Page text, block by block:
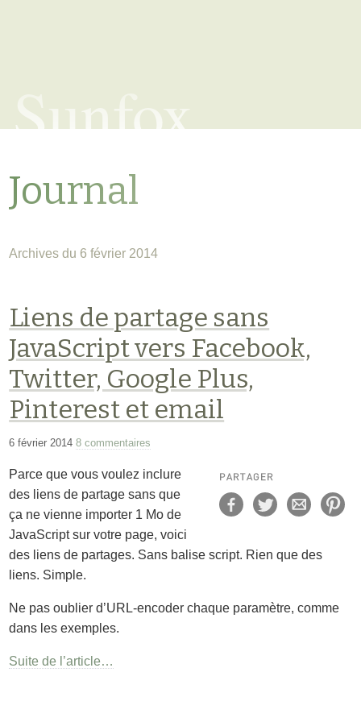
Sunfox
Journal
Archives du 6 février 2014
Liens de partage sans
JavaScript vers Facebook,
Twitter, Google Plus,
Pinterest et email
6 février 20148 commentaires
Parce que vous voulez inclure
des liens de partage sans que
ça ne vienne importer 1 Mo de
JavaScript sur votre page, voici
des liens de partages. Sans balise script. Rien que des
liens. Simple.
Ne pas oublier d’URL-encoder chaque paramètre, comme
dans les exemples.
Suite de l’article…